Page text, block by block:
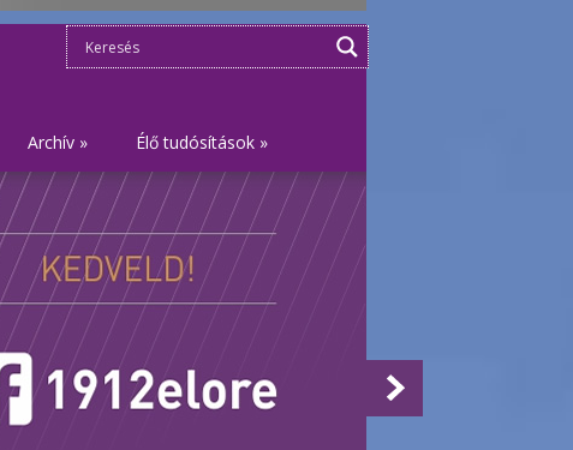
Archív » Élő tudósítások »